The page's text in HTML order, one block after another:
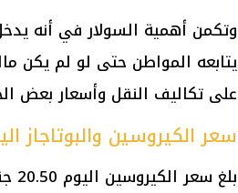
وتكمن أهمية السولار في أنه
يتابعه المواطن حتى لو لم يكن
على تكاليف النقل وأسعار بعض
سعر الكيروسين والبوتاجاز